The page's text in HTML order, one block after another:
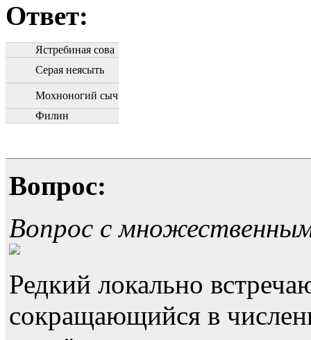
Ответ:
Ястребиная сова
Серая неясыть
Мохноногий сыч
Филин
Вопрос:
Вопрос с
Редкий локально
сокращающийся в